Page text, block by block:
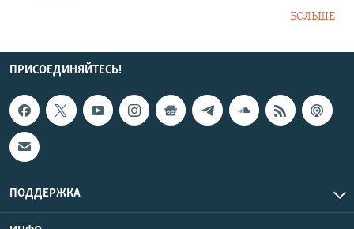
БОЛЬШЕ
ПРИСОЕДИНЯЙТЕСЬ!
ПОДДЕРЖКА